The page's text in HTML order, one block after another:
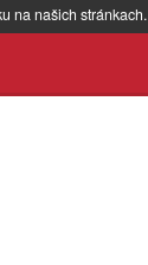
na našich stránkach.